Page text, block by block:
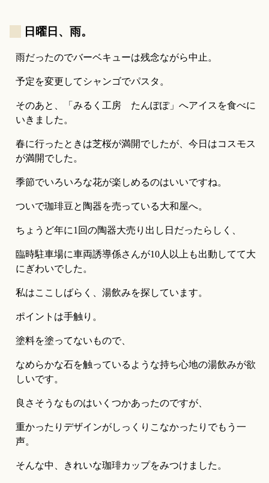
日曜日、雨。
雨だったのでバーベキューは残念ながら中止。
予定を変更してシャンゴでパスタ。
そのあと、「みるく工房　たんぽぽ」へアイスを食べに
いきました。
春に行ったときは芝桜が満開でしたが、今日はコスモス
が満開でした。
季節でいろいろな花が楽しめるのはいいですね。
ついで珈琲豆と陶器を売っている大和屋へ。
ちょうど年に1回の陶器大売り出し日だったらしく、
臨時駐車場に車両誘導係さんが10人以上も出動してて大
にぎわいでした。
私はここしばらく、湯飲みを探しています。
ポイントは手触り。
塗料を塗ってないもので、
なめらかな石を触っているような持ち心地の湯飲みが欲
しいです。
良さそうなものはいくつかあったのですが、
重かったりデザインがしっくりこなかったりでもう一
声。
そんな中、きれいな珈琲カップをみつけました。